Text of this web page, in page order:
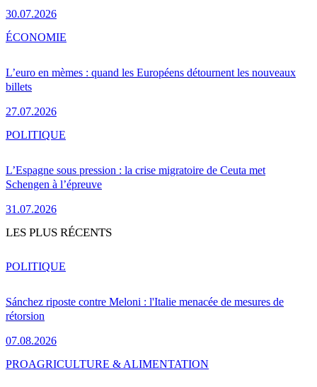
30.07.2026
L’euro en mèmes : quand les Européens détournent les nouveaux
billets
27.07.2026
ÉCONOMIE
L’Espagne sous pression : la crise migratoire de Ceuta met
Schengen à l’épreuve
31.07.2026
POLITIQUE
LES PLUS RÉCENTS
Sánchez riposte contre Meloni : l'Italie menacée de mesures de
rétorsion
07.08.2026
POLITIQUE
PROAGRICULTURE & ALIMENTATION